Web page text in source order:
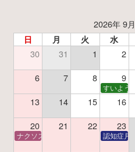
】親子で挑戦！調べ学習ワークショップ
休み読書感想文教室
そび教室
紙
で楽しむおはなしと映画の会
2026年 9月
日 月 火 水
30 31 1 2
6 7 8 9
すいよう
13 14 15 16
20 21 22 23
ナクソス音楽会 第6回 宇宙を感じる
認知症月